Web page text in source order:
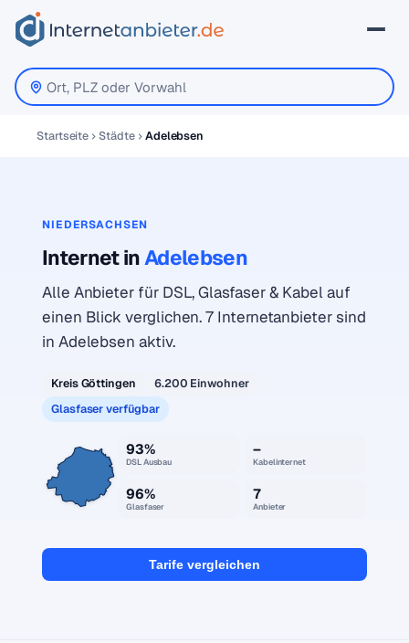
Startseite Städte Adelebsen
NIEDERSACHSEN
Internet inAdelebsen
Alle Anbieter für DSL, Glasfaser & Kabel auf
einen Blick verglichen. 7 Internetanbieter sind
in Adelebsen aktiv.
Kreis Göttingen
6.200 Einwohner
Glasfaser verfügbar
93%
DSL Ausbau
–
Kabelinternet
96%
Glasfaser
7
Anbieter
Tarife vergleichen